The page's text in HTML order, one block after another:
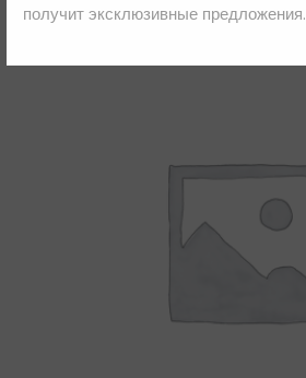
получит эксклюзивные предложения.